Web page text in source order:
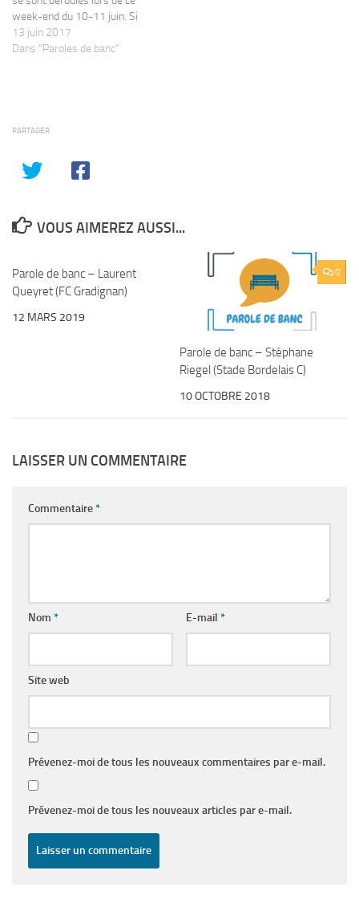
week-end du 10-11 juin. Si
vous êtes un(e) coach
intéressé(e) (ou une joueuse)
une-parole-de-banc Coupe
13 juin 2017
Dans "Paroles de banc"
PARTAGER
VOUS AIMEREZ AUSSI...
Parole de banc – Laurent
Queyret (FC Gradignan)
12 MARS 2019
0
Parole de banc – Stéphane
Riegel (Stade Bordelais C)
10 OCTOBRE 2018
LAISSER UN COMMENTAIRE
Commentaire*
Nom * E-mail *
Site web
Prévenez-moi de tous les nouveaux commentaires par e-mail.
Prévenez-moi de tous les nouveaux articles par e-mail.